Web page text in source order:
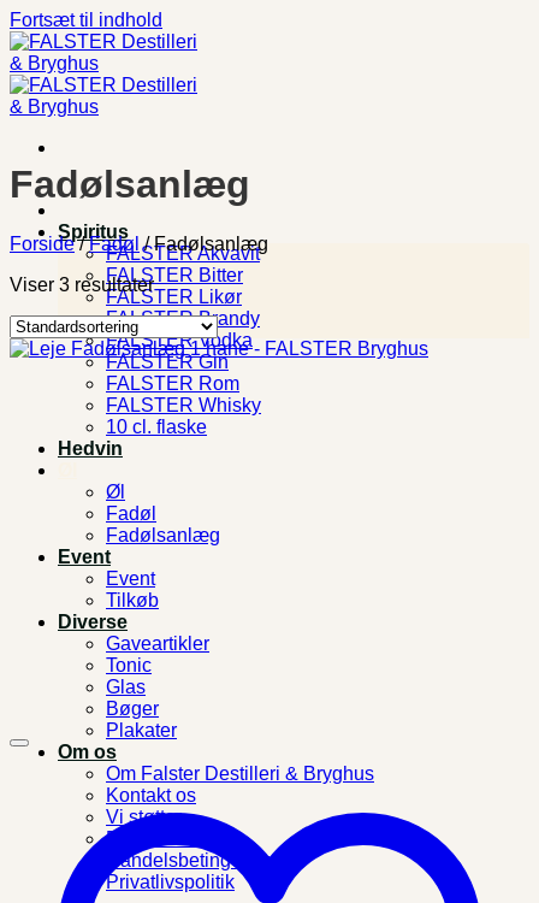
Fortsæt til indhold
Spiritus
FALSTER Akvavit
FALSTER Bitter
FALSTER Likør
FALSTER Brandy
FALSTER Vodka
FALSTER Gin
FALSTER Rom
FALSTER Whisky
10 cl. flaske
Hedvin
Øl
Fadøl
Fadølsanlæg
Event
Event
Tilkøb
Diverse
Gaveartikler
Tonic
Glas
Bøger
Plakater
Om os
Om Falster Destilleri & Bryghus
Kontakt os
Vi støtter
Forhandlere
Handelsbetingelser
Privatlivspolitik
Fadølsanlæg
Forside / Fadøl /Fadølsanlæg
Viser 3 resultater